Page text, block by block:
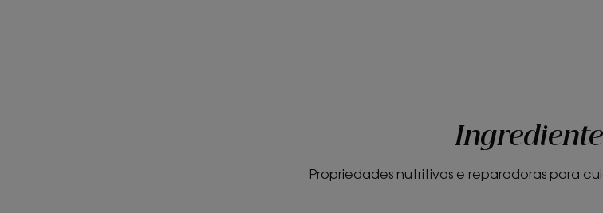
Propriedades nutritivas e reparadoras para